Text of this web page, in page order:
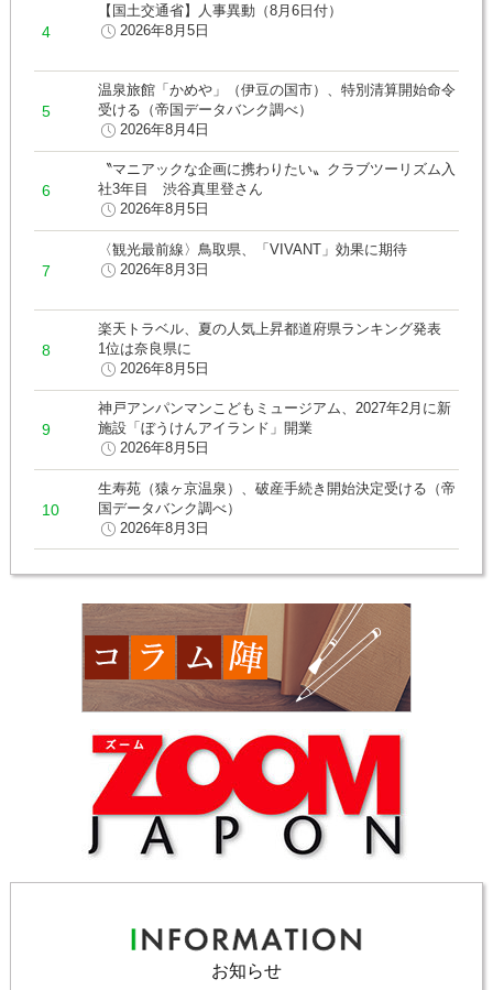
【国土交通省】人事異動（8月6日付）
2026年8月5日
温泉旅館「かめや」（伊豆の国市）、特別清算開始命令
受ける（帝国データバンク調べ）
2026年8月4日
〝マニアックな企画に携わりたい〟クラブツーリズム入
社3年目 渋谷真里登さん
2026年8月5日
〈観光最前線〉鳥取県、「VIVANT」効果に期待
2026年8月3日
楽天トラベル、夏の人気上昇都道府県ランキング発表
1位は奈良県に
2026年8月5日
神戸アンパンマンこどもミュージアム、2027年2月に新
施設「ぼうけんアイランド」開業
2026年8月5日
生寿苑（猿ヶ京温泉）、破産手続き開始決定受ける（帝
国データバンク調べ）
2026年8月3日
お知らせ